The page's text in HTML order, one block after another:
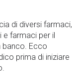
di diversi farmaci,
e farmaci per il
banco. Ecco
prima di iniziare